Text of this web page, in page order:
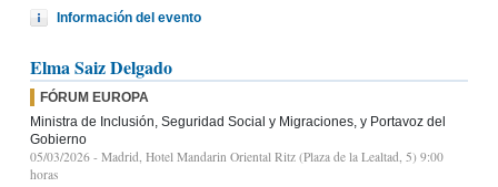
Información del evento
Elma Saiz Delgado
FÓRUM EUROPA
Ministra de Inclusión, Seguridad Social y Migraciones, y Portavoz del
Gobierno
05/03/2026 - Madrid, Hotel Mandarin Oriental Ritz (Plaza de la Lealtad, 5) 9:00
horas